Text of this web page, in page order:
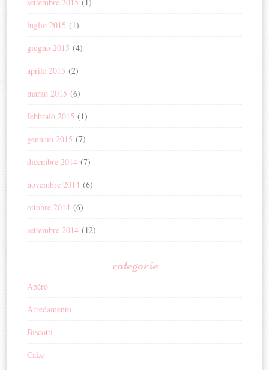
luglio 2015 (1)
giugno 2015 (4)
aprile 2015 (2)
marzo 2015 (6)
febbraio 2015 (1)
gennaio 2015 (7)
dicembre 2014 (7)
novembre 2014 (6)
ottobre 2014 (6)
settembre 2014 (12)
categorie
Apéro
Arredamento
Biscotti
Cake